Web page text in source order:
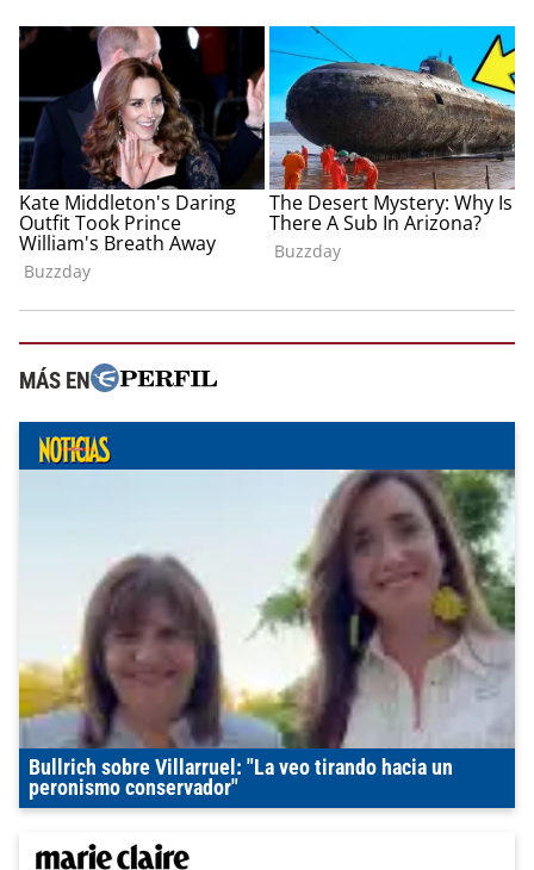
MÁS EN
Bullrich sobre Villarruel: "La veo tirando hacia un
peronismo conservador"